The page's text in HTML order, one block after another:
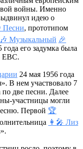
войны. Именно
идею о
, прототипом
🎶 Музыкальный 🎉
его задумка была
ЕВС.
24 мая 1956 года
В нем участвовало 7
по две песни. Далее
участницы могли
Первой 🏆
👩‍🎤 Лиз